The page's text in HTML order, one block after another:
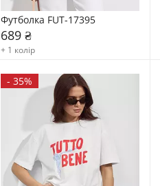
Футболка FUT-17395
689 ₴
+ 1 колір
- 35%